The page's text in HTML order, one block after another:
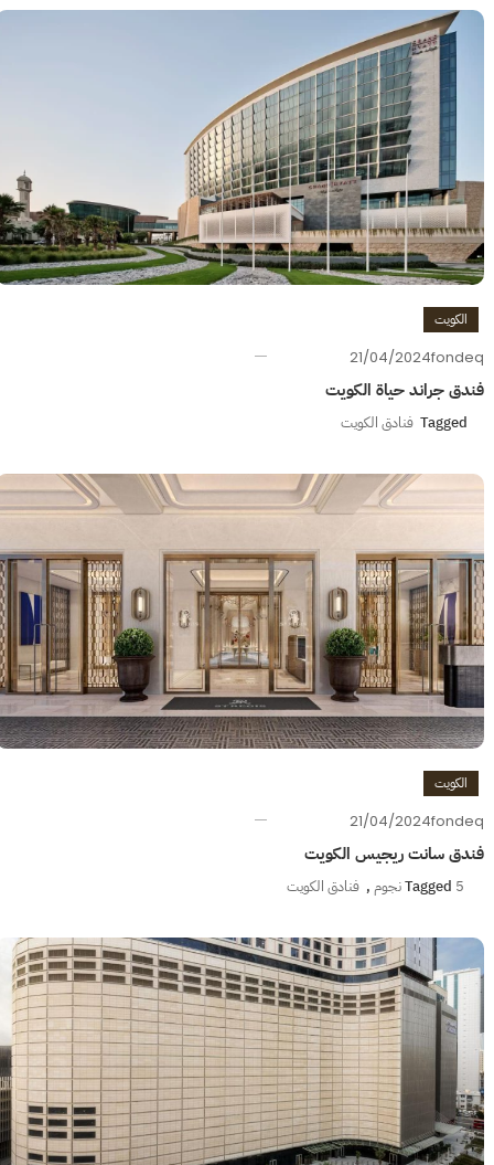
الكويت
21/04/2024fondeq
فندق جراند حياة الكويت
Tagged فنادق الكويت
الكويت
21/04/2024fondeq
فندق سانت ريجيس الكويت
Tagged 5 نجوم , فنادق الكويت